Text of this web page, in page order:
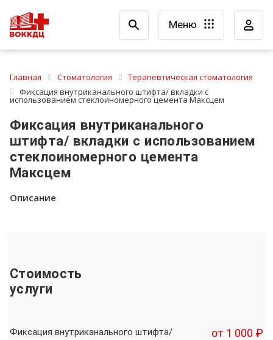
Меню
Главная Стоматология
Терапевтическая стоматология
Фиксация внутриканального штифта/ вкладки с
использованием стеклоиномерного цемента Максцем
Фиксация внутриканального
штифта/ вкладки с использованием
стеклоиномерного цемента
Максцем
Описание
Стоимость
услуги
Фиксация внутриканального штифта/
от 1 000 ₽